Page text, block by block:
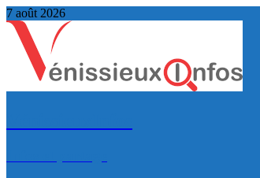
7 août 2026